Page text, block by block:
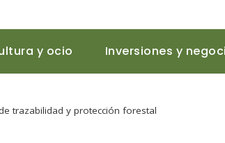
y ocio Inversiones y
trazabilidad y protección forestal